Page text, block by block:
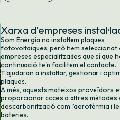
Xarxa d'empreses
Som Energia no instal·lem plaques
fotovoltaiques, però hem seleccionat
empreses especialitzades que sí que
continuació te'n facilitem el contacte.
T'ajudaran a instal·lar, gestionar i
plaques.
A més, aquests mateixos proveïdors
proporcionar accés a altres mètodes
descarbonització com l'aerotèrmia i
bateries.